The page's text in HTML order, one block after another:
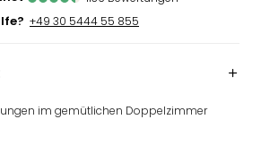
+49 30 5444 55 855
im gemütlichen Doppelzimmer